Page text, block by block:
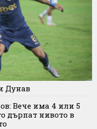
Дунав
Вече има 4 или 5
дърпат нивото в